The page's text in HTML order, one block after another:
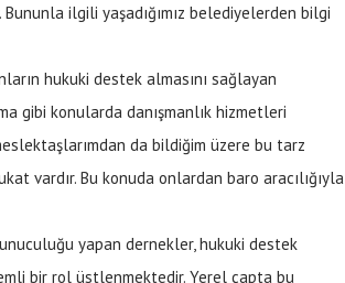
ilgili yaşadığımız belediyelerden bilgi
hukuki destek almasını sağlayan
gibi konularda danışmanlık hizmetleri
da bildiğim üzere bu tarz
vardır. Bu konuda onlardan baro aracılığıyla
yapan dernekler, hukuki destek
bir rol üstlenmektedir. Yerel çapta bu